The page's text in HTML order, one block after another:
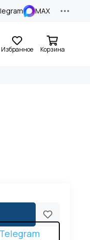
MAX
Избранное Корзина